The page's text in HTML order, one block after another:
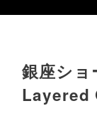
銀座ショ
Layered